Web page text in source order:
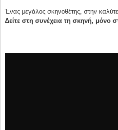
Ένας μεγάλος σκηνοθέτης, στην
Δείτε στη συνέχεια τη σκηνή, μόνο